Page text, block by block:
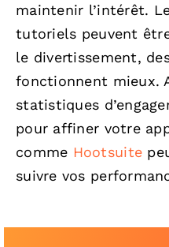
maintenir l’intérêt.
tutoriels peuvent
le divertissement,
fonctionnent mieux.
statistiques
pour affiner votre
comme Hootsuite
suivre vos